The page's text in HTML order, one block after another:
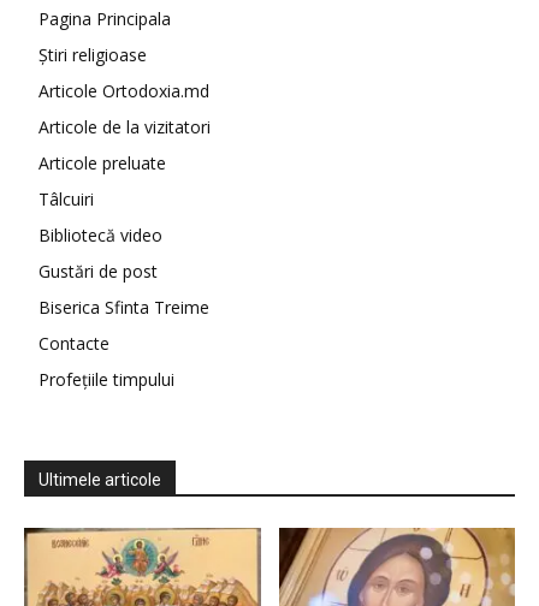
Pagina Principala
Știri religioase
Articole Ortodoxia.md
Articole de la vizitatori
Articole preluate
Tâlcuiri
Bibliotecă video
Gustări de post
Biserica Sfinta Treime
Contacte
Profețiile timpului
Ultimele articole